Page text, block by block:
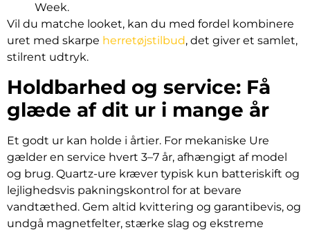
Week.
Vil du matche looket, kan du med fordel kombinere
uret med skarpe herretøjstilbud, det giver et samlet,
stilrent udtryk.
Holdbarhed og service: Få
glæde af dit ur i mange år
Et godt ur kan holde i årtier. For mekaniske Ure
gælder en service hvert 3–7 år, afhængigt af model
og brug. Quartz-ure kræver typisk kun batteriskift og
lejlighedsvis pakningskontrol for at bevare
vandtæthed. Gem altid kvittering og garantibevis, og
undgå magnetfelter, stærke slag og ekstreme